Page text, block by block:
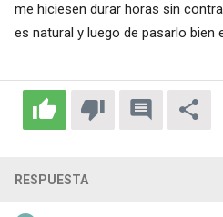
me hiciesen durar horas sin
es natural y luego de pasarlo bien
RESPUESTA